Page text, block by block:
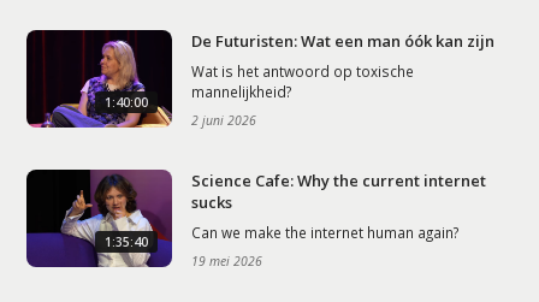
1:40:00
De Futuristen: Wat een man óók kan zijn
Wat is het antwoord op toxische
mannelijkheid?
2 juni 2026
1:35:40
Science Cafe: Why the current internet
sucks
Can we make the internet human again?
19 mei 2026